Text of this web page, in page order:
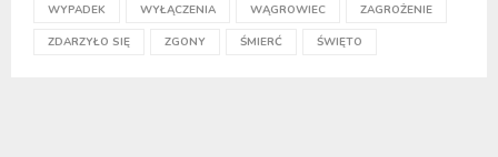
WYPADEK WYŁĄCZENIA WĄGROWIEC ZAGROŻENIE
ZDARZYŁO SIĘ ZGONY ŚMIERĆ ŚWIĘTO